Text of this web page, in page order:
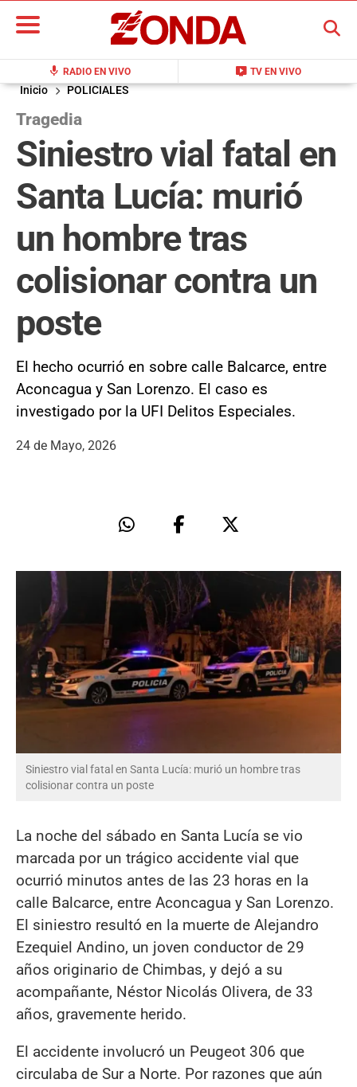
mic RADIO EN VIVO live_tv TV EN VIVO
BUSCAR
Inicio POLICIALES
Tragedia
Siniestro vial fatal en
Santa Lucía: murió
un hombre tras
colisionar contra un
poste
El hecho ocurrió en sobre calle Balcarce, entre
Aconcagua y San Lorenzo. El caso es
investigado por la UFI Delitos Especiales.
24 de Mayo, 2026
Siniestro vial fatal en Santa Lucía: murió un hombre tras
colisionar contra un poste
La noche del sábado en Santa Lucía se vio
marcada por un trágico accidente vial que
ocurrió minutos antes de las 23 horas en la
calle Balcarce, entre Aconcagua y San Lorenzo.
El siniestro resultó en la muerte de Alejandro
Ezequiel Andino, un joven conductor de 29
años originario de Chimbas, y dejó a su
acompañante, Néstor Nicolás Olivera, de 33
años, gravemente herido.
El accidente involucró un Peugeot 306 que
circulaba de Sur a Norte. Por razones que aún